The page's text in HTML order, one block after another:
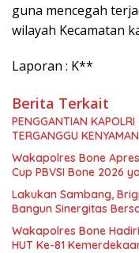
guna mencegah
wilayah Kecamatan
Laporan : K**
Berita Terkait
PENGGANTIAN KAPOLRI
TERGANGGU
Wakapolres Bone
Cup PBVSI Bone 2026
Lakukan Sambang,
Bangun Sinergitas
Wakapolres Bone
HUT Ke-81